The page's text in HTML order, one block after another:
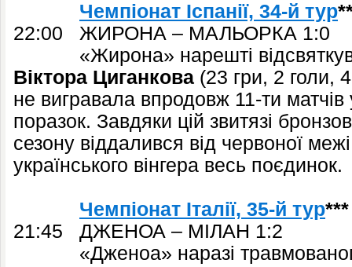
Чемпіонат Іспанії, 34-й тур
22:00 ЖИРОНА – МАЛЬОРКА 1:0
«Жирона» нарешті
Віктора Циганкова (23 гри, 2 голи,
не вигравала впродовж 11-ти матчів
поразок. Завдяки цій звитязі
сезону віддалився від червоної
українського вінгера весь поєдинок.
Чемпіонат Італії, 35-й тур***
21:45 ДЖЕНОА – МІЛАН 1:2
«Дженоа» наразі